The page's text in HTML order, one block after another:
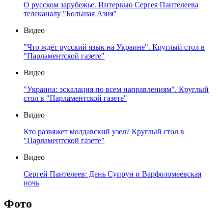
О русском зарубежье. Интервью Сергея Пантелеева
телеканалу "Большая Азия"
Видео
"Что ждёт русский язык на Украине". Круглый стол в
"Парламентской газете"
Видео
"Украина: эскалация по всем направлениям". Круглый
стол в "Парламентской газете"
Видео
Кто развяжет молдавский узел? Круглый стол в
"Парламентской газете"
Видео
Сергей Пантелеев: День Супрун и Варфоломеевская
ночь
Фото